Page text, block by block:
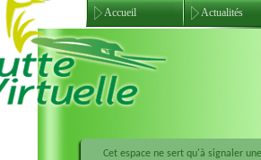
Accueil Actualités
Cet espace ne sert qu'à signaler